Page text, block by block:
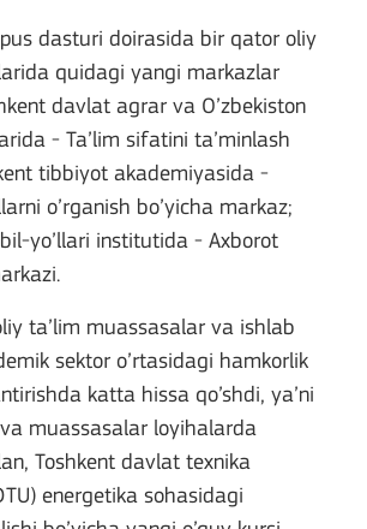
dasturi doirasida bir qator oliy
quidagi yangi markazlar
davlat agrar va O’zbekiston
- Ta’lim sifatini ta’minlash
tibbiyot akademiyasida -
o’rganish bo’yicha markaz;
yo’llari institutida - Axborot
ta’lim muassasalar va ishlab
sektor o’rtasidagi hamkorlik
katta hissa qo’shdi, ya’ni
muassasalar loyihalarda
Toshkent davlat texnika
energetika sohasidagi